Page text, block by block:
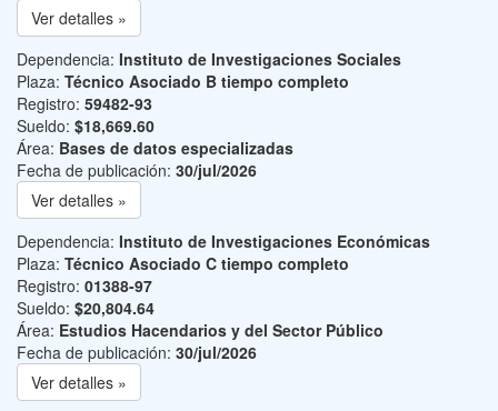
Ver detalles »
Dependencia: Instituto de Investigaciones Sociales
Plaza: Técnico Asociado B tiempo completo
Registro: 59482-93
Sueldo: $18,669.60
Área: Bases de datos especializadas
Fecha de publicación: 30/jul/2026
Ver detalles »
Dependencia: Instituto de Investigaciones Económicas
Plaza: Técnico Asociado C tiempo completo
Registro: 01388-97
Sueldo: $20,804.64
Área: Estudios Hacendarios y del Sector Público
Fecha de publicación: 30/jul/2026
Ver detalles »